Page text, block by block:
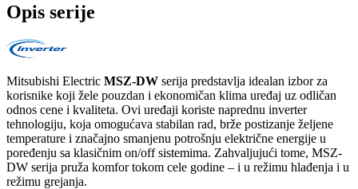
Opis serije
Mitsubishi Electric MSZ-DW serija predstavlja idealan izbor za
korisnike koji žele pouzdan i ekonomičan klima uređaj uz odličan
odnos cene i kvaliteta. Ovi uređaji koriste naprednu inverter
tehnologiju, koja omogućava stabilan rad, brže postizanje željene
temperature i značajno smanjenu potrošnju električne energije u
poređenju sa klasičnim on/off sistemima. Zahvaljujući tome, MSZ-
DW serija pruža komfor tokom cele godine – i u režimu hlađenja i u
režimu grejanja.